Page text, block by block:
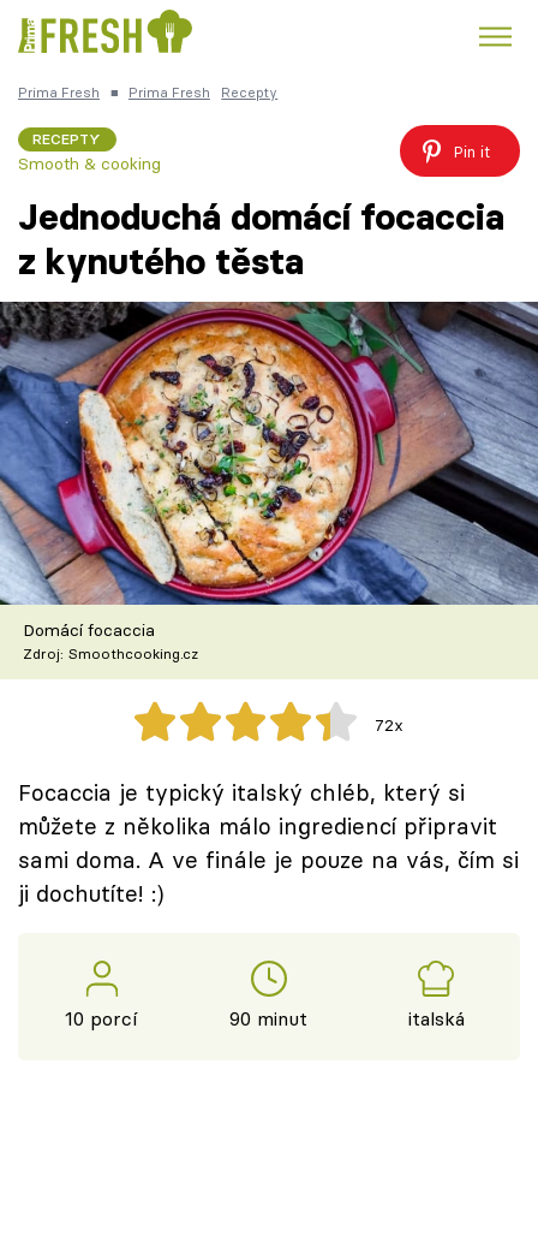
Česká kuchyně
Témata
Recepty
Články
TV Program
Škola vaření
Recepty z TV
Speciál: Cuketa
Těhotnej kuchař
Sledujte prima+
Přihlášení
Sledujte nás
Prima Fresh ■ Prima Fresh Recepty
RECEPTY
Smooth & cooking
Pin it
Jednoduchá domácí focaccia
z kynutého těsta
Domácí focaccia
Zdroj: Smoothcooking.cz
72x
Focaccia je typický italský chléb, který si
můžete z několika málo ingrediencí připravit
sami doma. A ve finále je pouze na vás, čím si
ji dochutíte! :)
10 porcí 90 minut italská